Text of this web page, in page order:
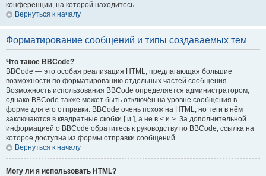
конференции, на которой находитесь.
Вернуться к началу
Форматирование сообщений и типы создаваемых тем
Что такое BBCode?
BBCode — это особая реализация HTML, предлагающая большие
возможности по форматированию отдельных частей сообщения.
Возможность использования BBCode определяется администратором,
однако BBCode также может быть отключён на уровне сообщения в
форме для его отправки. BBCode очень похож на HTML, но теги в нём
заключаются в квадратные скобки [ и ], а не в < и >. За дополнительной
информацией о BBCode обратитесь к руководству по BBCode, ссылка на
которое доступна из формы отправки сообщений.
Вернуться к началу
Могу ли я использовать HTML?